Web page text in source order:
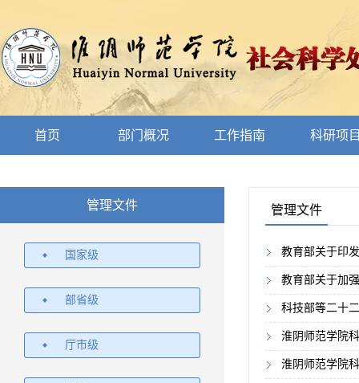
首页 部门概况 工作指南 科研项
管理文件
国家级
部省级
厅市级
管理文件
教育部关于印
教育部关于加
科技部等二十
淮阴师范学院
淮阴师范学院